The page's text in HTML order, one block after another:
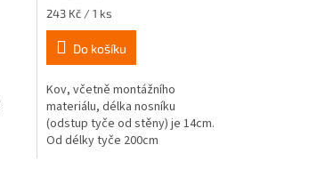
Měrná
cena:
243 Kč / 1 ks
Do košíku
Kov, včetně montážního
materiálu, délka nosníku
(odstup tyče od stěny) je 14cm.
Od délky tyče 200cm